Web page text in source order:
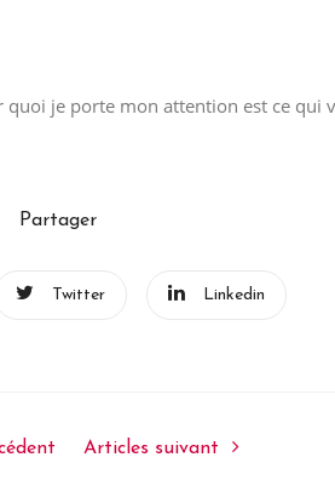
quoi je porte mon attention est ce qui
Partager
Twitter Linkedin
Articles suivant